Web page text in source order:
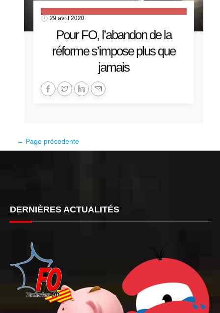
29 avril 2020
Pour FO, l’abandon de la
réforme s’impose plus que
jamais
← Page précedente
DERNIÈRES ACTUALITÉS